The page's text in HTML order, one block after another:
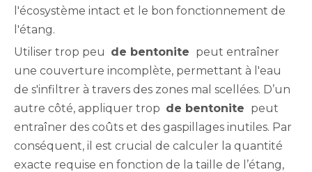
l'écosystème intact et le bon fonctionnement de
l'étang.
Utiliser trop peu de bentonite peut entraîner
une couverture incomplète, permettant à l'eau
de s'infiltrer à travers des zones mal scellées. D’un
autre côté, appliquer trop de bentonite peut
entraîner des coûts et des gaspillages inutiles. Par
conséquent, il est crucial de calculer la quantité
exacte requise en fonction de la taille de l’étang,